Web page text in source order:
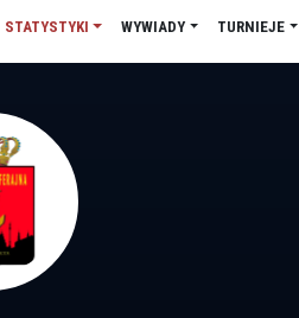
STATYSTYKI WYWIADY TURNIEJE